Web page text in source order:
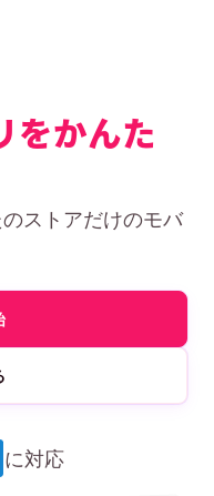
をかんた
ストアだけのモバ
に対応